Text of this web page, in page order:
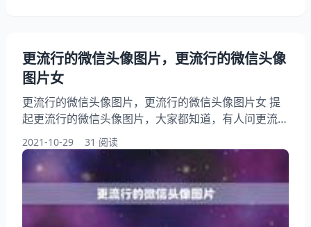
更流行的微信头像图片，更流行的微信头像
图片女
更流行的微信头像图片，更流行的微信头像图片女 提
起更流行的微信头像图片，大家都知道，有人问更流行
的微信头像图片，另外，还有人想问最近流行什么微信
头像，你知道这是怎么回事？其实更流行 昵称头像，
下面就一起来看看更流行的微信头像图片女，希望能够
帮助到大家！ 1、最近流行什么微信头像 答：“症头
像”，类似于有未读消息的图像，有症的人习惯把每一
条信息点掉，而这种图片点不掉，会让症患者无限纠结
2021-10-29 31 阅读